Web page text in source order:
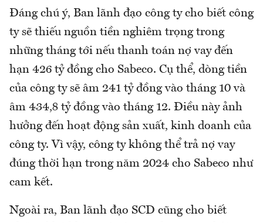
Đáng chú ý, Ban lãnh đạo công ty cho biết công
ty sẽ thiếu nguồn tiền nghiêm trọng trong
những tháng tới nếu thanh toán nợ vay đến
hạn 426 tỷ đồng cho Sabeco. Cụ thể, dòng tiền
của công ty sẽ âm 241 tỷ đồng vào tháng 10 và
âm 434,8 tỷ đồng vào tháng 12. Điều này ảnh
hưởng đến hoạt động sản xuất, kinh doanh của
công ty. Vì vậy, công ty không thể trả nợ vay
đúng thời hạn trong năm 2024 cho Sabeco như
cam kết.
Ngoài ra, Ban lãnh đạo SCD cũng cho biết